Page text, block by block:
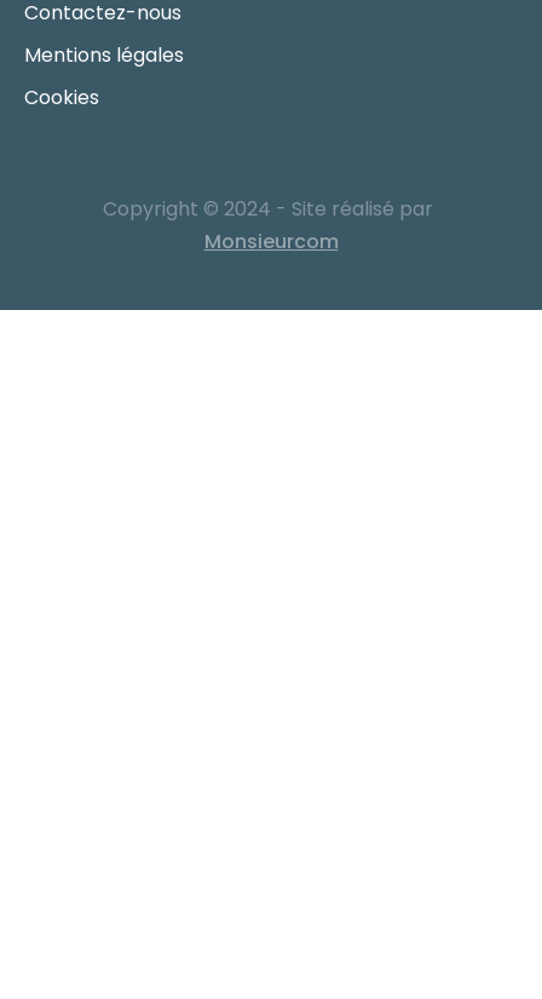
Contactez-nous
Mentions légales
Cookies
Copyright © 2024 - Site réalisé par
Monsieurcom